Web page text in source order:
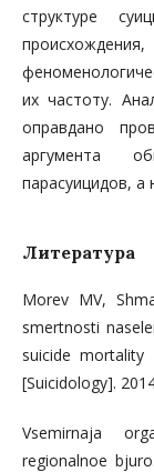
структуре
их частоту.
оправдано
аргумента
парасуицидов, а
Литература
Morev MV,
smertnosti
suicide mortality
[Suicidology].
Vsemirnaja
regionalnoe